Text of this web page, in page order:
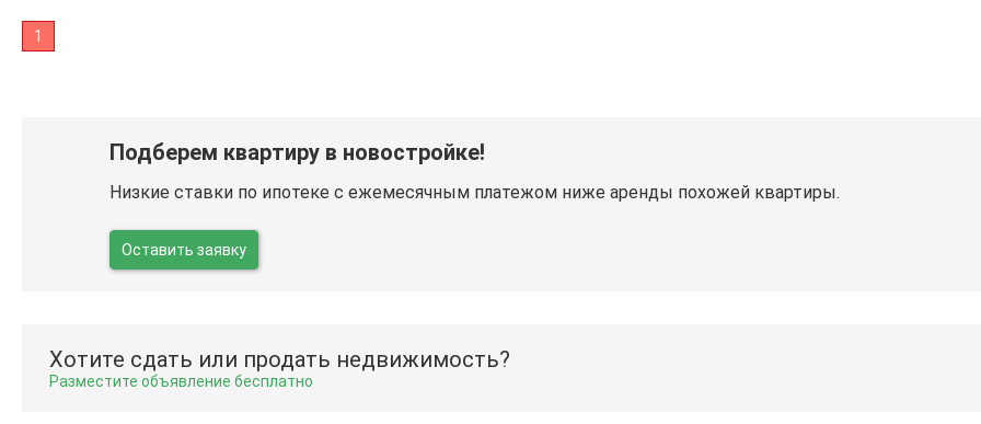
1
Подберем квартиру в новостройке!
Низкие ставки по ипотеке с ежемесячным платежом ниже аренды похожей квартиры.
Оставить заявку
Хотите сдать или продать недвижимость?
Разместите объявление бесплатно